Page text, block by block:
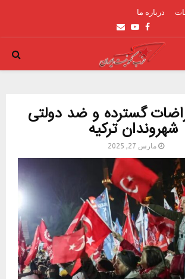
درباره ما
Facebook
Youtube
Email
گسترده و ضد دولتی
شهروندان ترکیه
مارس 27, 2025